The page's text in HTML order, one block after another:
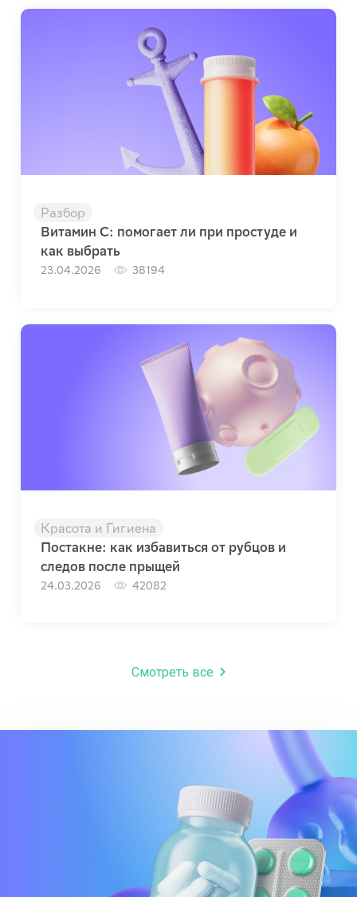
Разбор
Витамин C: помогает ли при простуде и
как выбрать
23.04.2026 38194
Красота и Гигиена
Постакне: как избавиться от рубцов и
следов после прыщей
24.03.2026 42082
Смотреть все